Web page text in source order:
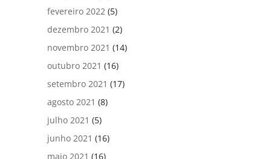
fevereiro 2022 (5)
dezembro 2021 (2)
novembro 2021 (14)
outubro 2021 (16)
setembro 2021 (17)
agosto 2021 (8)
julho 2021 (5)
junho 2021 (16)
maio 2021 (16)